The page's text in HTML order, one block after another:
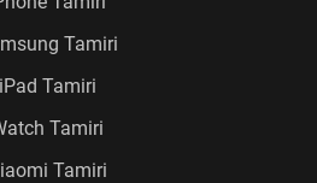
Tamiri
iPad Tamiri
Tamiri
Tamiri